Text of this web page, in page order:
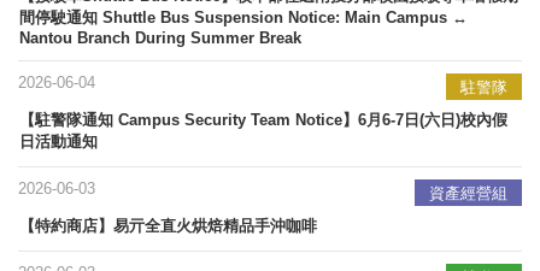
間停駛通知 Shuttle Bus Suspension Notice: Main Campus ↔
Nantou Branch During Summer Break
駐警隊
2026-06-04
【駐警隊通知 Campus Security Team Notice】6月6-7日(六日)校內假
日活動通知
資產經營組
2026-06-03
【特約商店】易亓全直火烘焙精品手沖咖啡